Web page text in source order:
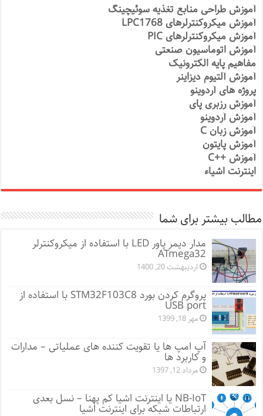
آموزش طراحی منابع تغذیه سوئیچینگ
آموزش میکروکنترلرهای LPC1768
آموزش میکروکنترلرهای PIC
آموزش اتوماسیون صنعتی
مفاهیم پایه الکترونیک
آموزش آلتیوم دیزاینر
پروژه های آردوینو
آموزش رزبری پای
آموزش آردوینو
آموزش زبان C
آموزش پایتون
آموزش ++C
اینترنت اشیاء
مطالب بیشتر برای شما
مدار دیمر پاور LED با استفاده از میکروکنترلر
ATmega32
اردیبهشت 20, 1400
پروگرم کردن بورد STM32F103C8 با استفاده از
USB port
مهر 18, 1399
آپ امپ ها یا تقویت کننده های عملیاتی – مدارات
و کاربرد ها
مرداد 12, 1397
NB-IoT یا اینترنت اشیا کم پهنا – نسل بعدی
ارتباطات شبکه برای اینترنت اشیا